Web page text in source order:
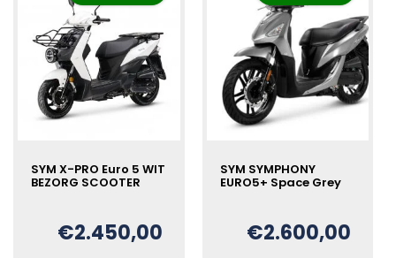
SYM X-PRO Euro 5 WIT
BEZORG SCOOTER
Oorspronkelijke
€2.450,00
Huidige
SYM SYMPHONY
EURO5+ Space Grey
Oorspronkelijke
€2.600,00
Huidige